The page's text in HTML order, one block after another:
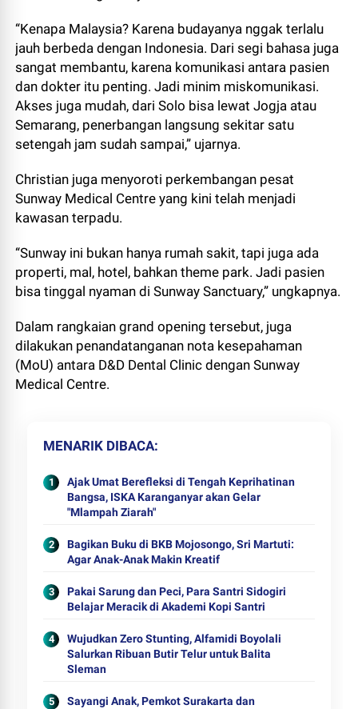
“Kenapa Malaysia? Karena budayanya nggak terlalu
jauh berbeda dengan Indonesia. Dari segi bahasa juga
sangat membantu, karena komunikasi antara pasien
dan dokter itu penting. Jadi minim miskomunikasi.
Akses juga mudah, dari Solo bisa lewat Jogja atau
Semarang, penerbangan langsung sekitar satu
setengah jam sudah sampai,” ujarnya.
Christian juga menyoroti perkembangan pesat
Sunway Medical Centre yang kini telah menjadi
kawasan terpadu.
“Sunway ini bukan hanya rumah sakit, tapi juga ada
properti, mal, hotel, bahkan theme park. Jadi pasien
bisa tinggal nyaman di Sunway Sanctuary,” ungkapnya.
Dalam rangkaian grand opening tersebut, juga
dilakukan penandatanganan nota kesepahaman
(MoU) antara D&D Dental Clinic dengan Sunway
Medical Centre.
MENARIK DIBACA
Ajak Umat Berefleksi di Tengah Keprihatinan
Bangsa, ISKA Karanganyar akan Gelar
"Mlampah Ziarah"
Bagikan Buku di BKB Mojosongo, Sri Martuti:
Agar Anak-Anak Makin Kreatif
Pakai Sarung dan Peci, Para Santri Sidogiri
Belajar Meracik di Akademi Kopi Santri
Wujudkan Zero Stunting, Alfamidi Boyolali
Salurkan Ribuan Butir Telur untuk Balita
Sleman
Sayangi Anak, Pemkot Surakarta dan